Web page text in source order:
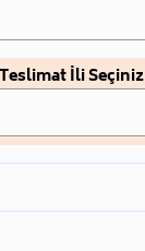
İli Seçiniz